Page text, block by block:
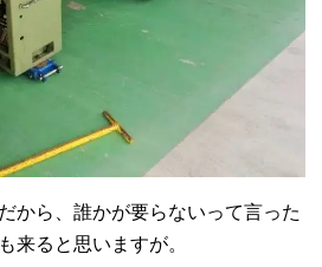
から、誰かが要らないって言った
来ると思いますが。